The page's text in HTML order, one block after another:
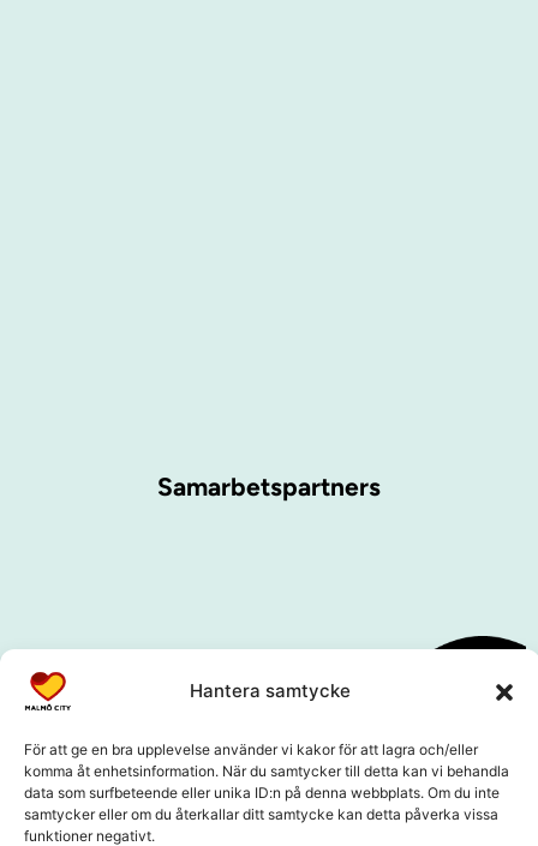
Hantera samtycke
För att ge en bra upplevelse använder vi kakor för att lagra och/eller
komma åt enhetsinformation. När du samtycker till detta kan vi behandla
data som surfbeteende eller unika ID:n på denna webbplats. Om du inte
samtycker eller om du återkallar ditt samtycke kan detta påverka vissa
funktioner negativt.
Samarbetspartners